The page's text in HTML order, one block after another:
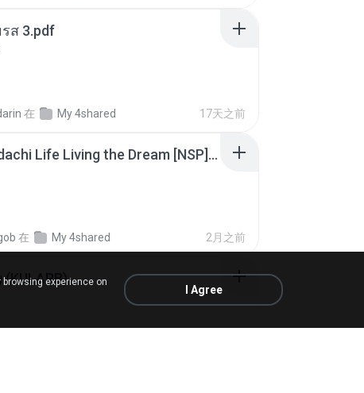
ส 3.pdf
在 My 4shared 17天之前
Tomodachi Life Living the Dream [NSP].torrent
在 My 4shared 2月之前
experience on
I Agree